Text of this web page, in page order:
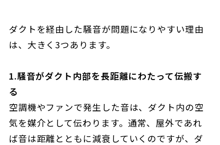
ダクトを経由した騒音が問題になりやすい理由
は、大きく3つあります。
1.騒音がダクト内部を長距離にわたって伝搬す
る
空調機やファンで発生した音は、ダクト内の空
気を媒介として伝わります。通常、屋外であれ
ば音は距離とともに減衰していくのですが、ダ